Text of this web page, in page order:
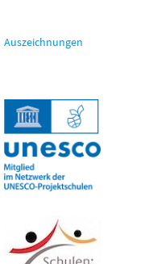
Auszeichnungen